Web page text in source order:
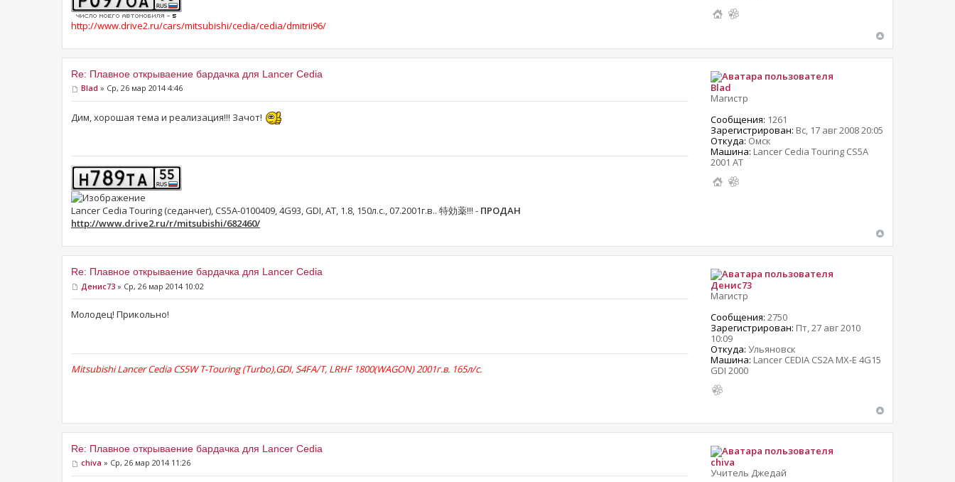
http://www.drive2.ru/cars/mitsubishi/cedia/cedia/dmitrii96/
Re: Плавное открываение бардачка для Lancer Cedia
Blad » Ср, 26 мар 2014 4:46
Дим, хорошая тема и реализация!!! Зачот!
Lancer Cedia Touring (седанчег), CS5A-0100409, 4G93, GDI, AT, 1.8, 150л.с., 07.2001г.в.. 特効薬!!! - ПРОДАН
http://www.drive2.ru/r/mitsubishi/682460/
Blad
Магистр
Сообщения: 1261
Зарегистрирован: Вс, 17 авг 2008 20:05
Откуда: Омск
Машина: Lancer Cedia Touring CS5A
2001 AT
Re: Плавное открываение бардачка для Lancer Cedia
Денис73 » Ср, 26 мар 2014 10:02
Молодец! Прикольно!
Mitsubishi Lancer Cedia CS5W T-Touring (Turbo),GDI, S4FA/T, LRHF 1800(WAGON) 2001г.в. 165л/с.
Денис73
Магистр
Сообщения: 2750
Зарегистрирован: Пт, 27 авг 2010
10:09
Откуда: Ульяновск
Машина: Lancer CEDIA CS2A MX-E 4G15
GDI 2000
Re: Плавное открываение бардачка для Lancer Cedia
chiva » Ср, 26 мар 2014 11:26
chiva
Учитель Джедай